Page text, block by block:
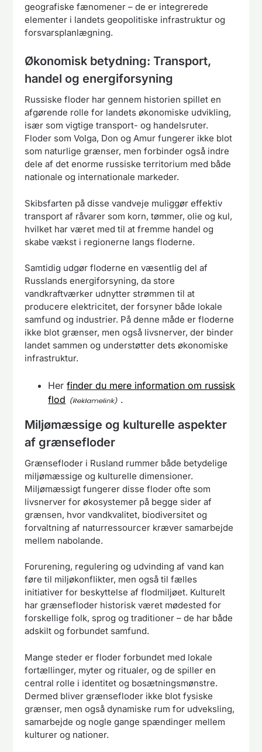
geografiske fænomener – de er integrerede
elementer i landets geopolitiske infrastruktur og
forsvarsplanlægning.
Økonomisk betydning: Transport,
handel og energiforsyning
Russiske floder har gennem historien spillet en
afgørende rolle for landets økonomiske udvikling,
især som vigtige transport- og handelsruter.
Floder som Volga, Don og Amur fungerer ikke blot
som naturlige grænser, men forbinder også indre
dele af det enorme russiske territorium med både
nationale og internationale markeder.
Skibsfarten på disse vandveje muliggør effektiv
transport af råvarer som korn, tømmer, olie og kul,
hvilket har været med til at fremme handel og
skabe vækst i regionerne langs floderne.
Samtidig udgør floderne en væsentlig del af
Russlands energiforsyning, da store
vandkraftværker udnytter strømmen til at
producere elektricitet, der forsyner både lokale
samfund og industrier. På denne måde er floderne
ikke blot grænser, men også livsnerver, der binder
landet sammen og understøtter dets økonomiske
infrastruktur.
Herfinder du mere information om russisk
flod
.
Miljømæssige og kulturelle aspekter
af grænsefloder
Grænsefloder i Rusland rummer både betydelige
miljømæssige og kulturelle dimensioner.
Miljømæssigt fungerer disse floder ofte som
livsnerver for økosystemer på begge sider af
grænsen, hvor vandkvalitet, biodiversitet og
forvaltning af naturressourcer kræver samarbejde
mellem nabolande.
Forurening, regulering og udvinding af vand kan
føre til miljøkonflikter, men også til fælles
initiativer for beskyttelse af flodmiljøet. Kulturelt
har grænsefloder historisk været mødested for
forskellige folk, sprog og traditioner – de har både
adskilt og forbundet samfund.
Mange steder er floder forbundet med lokale
fortællinger, myter og ritualer, og de spiller en
central rolle i identitet og bosætningsmønstre.
Dermed bliver grænsefloder ikke blot fysiske
grænser, men også dynamiske rum for udveksling,
samarbejde og nogle gange spændinger mellem
kulturer og nationer.